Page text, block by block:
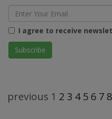
I agree to receive
previous 1 2 3 4 5 6 7 8